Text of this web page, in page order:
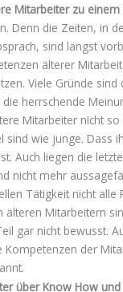
Mitarbeiter zu
Denn die Zeiten, in
sind längst
älterer
Viele Gründe sind
herrschende
Mitarbeiter nicht
sind wie junge. Dass
Auch liegen die
nicht mehr
Tätigkeit nicht alle
älteren Mitarbeitern
gar nicht bewusst.
Kompetenzen der
über Know How